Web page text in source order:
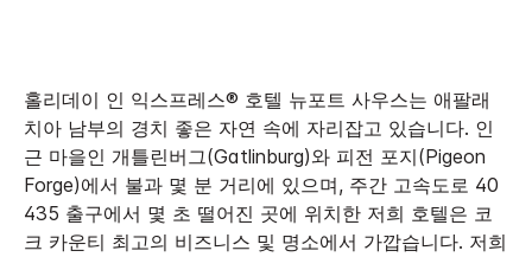
홀리데이 인 익스프레스® 호텔 뉴포트 사우스는 애팔래
치아 남부의 경치 좋은 자연 속에 자리잡고 있습니다. 인
근 마을인 개틀린버그(Gatlinburg)와 피전 포지(Pigeon
Forge)에서 불과 몇 분 거리에 있으며, 주간 고속도로 40
435 출구에서 몇 초 떨어진 곳에 위치한 저희 호텔은 코
크 카운티 최고의 비즈니스 및 명소에서 가깝습니다. 저희